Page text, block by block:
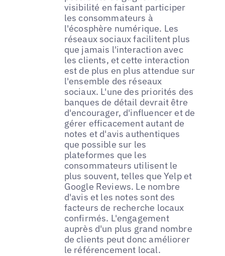
visibilité en faisant participer
les consommateurs à
l'écosphère numérique. Les
réseaux sociaux facilitent plus
que jamais l'interaction avec
les clients, et cette interaction
est de plus en plus attendue sur
l'ensemble des réseaux
sociaux. L'une des priorités des
banques de détail devrait être
d'encourager, d'influencer et de
gérer efficacement autant de
notes et d'avis authentiques
que possible sur les
plateformes que les
consommateurs utilisent le
plus souvent, telles que Yelp et
Google Reviews. Le nombre
d'avis et les notes sont des
facteurs de recherche locaux
confirmés. L'engagement
auprès d'un plus grand nombre
de clients peut donc améliorer
le référencement local.